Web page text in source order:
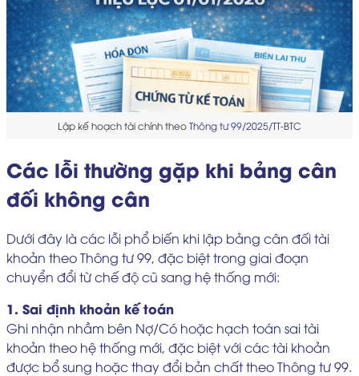
Lập kế hoạch tài chính theoThông tư 99/2025/TT-BTC
Các lỗi thường gặp khi bảng cân
đối không cân
Dưới đây là các lỗi phổ biến khi lập bảng cân đối tài
khoản theo Thông tư 99, đặc biệt trong giai đoạn
chuyển đổi từ chế độ cũ sang hệ thống mới:
1. Sai định khoản kế toán
Ghi nhận nhầm bên Nợ/Có hoặc hạch toán sai tài
khoản theo hệ thống mới, đặc biệt với các tài khoản
được bổ sung hoặc thay đổi bản chất theo Thông tư 99.